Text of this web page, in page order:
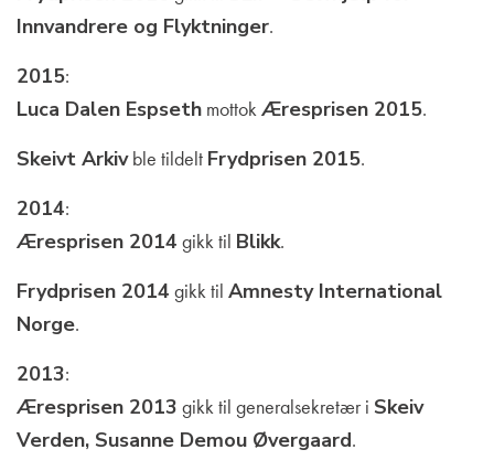
Innvandrere og Flyktninger.
2015:
Luca Dalen Espseth mottok Æresprisen 2015.
Skeivt Arkivble tildelt Frydprisen 2015.
2014:
Æresprisen 2014 gikk til Blikk.
Frydprisen 2014 gikk til Amnesty International
Norge.
2013:
Æresprisen 2013 gikk til generalsekretær i Skeiv
Verden, Susanne Demou Øvergaard.